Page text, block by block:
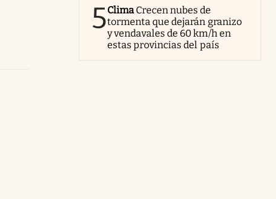
5Clima Crecen nubes de
tormenta que dejarán granizo
y vendavales de 60 km/h en
estas provincias del país